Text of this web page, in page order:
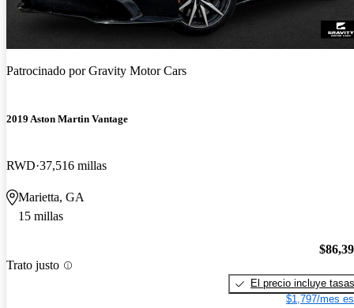
Patrocinado porGravity Motor Cars
2019 Aston Martin Vantage
RWD 37,516 millas
Marietta, GA
15 millas
Trato justo
El precio incluye tasas
$1,797/mes